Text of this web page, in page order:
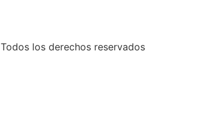
Todos los derechos reservados